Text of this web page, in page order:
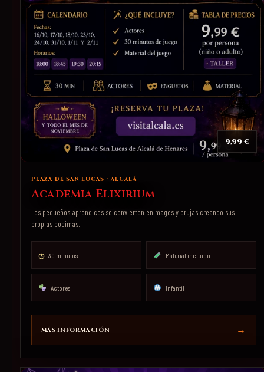
9,99 €
PLAZA DE SAN LUCAS · ALCALÁ
Academia Elixirium
Los pequeños aprendices se convierten en magos y brujas creando sus
propias pócimas.
◷ 30 minutos Material incluido
Actores Infantil
MÁS INFORMACIÓN